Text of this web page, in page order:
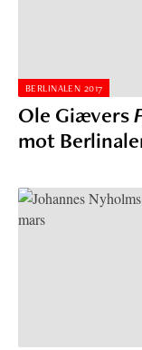
BERLINALEN 2017
Ole Giævers
mot